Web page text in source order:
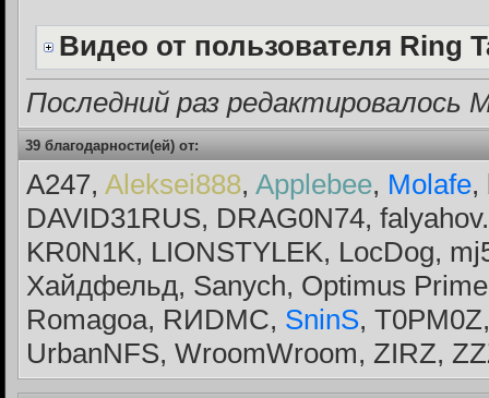
Видео от пользователя Ring
Последний раз редактировалось
39 благодарности(ей) от:
A247, Aleksei888, Applebee, Molafe,
DAVID31RUS, DRAG0N74,
KR0N1K, LIONSTYLEK, LocDog,
Хайдфельд, Sanych, Optimus
Romagoa, RИDMC, SninS,
UrbanNFS, WroomWroom, ZIRZ,